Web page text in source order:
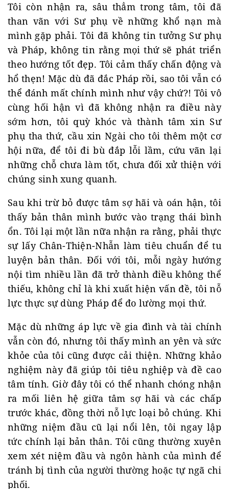
Tôi còn nhận ra, sâu thẳm trong tâm, tôi đã
than vãn với Sư phụ về những khổ nạn mà
mình gặp phải. Tôi đã không tin tưởng Sư phụ
và Pháp, không tin rằng mọi thứ sẽ phát triển
theo hướng tốt đẹp. Tôi cảm thấy chấn động và
hổ thẹn! Mặc dù đã đắc Pháp rồi, sao tôi vẫn có
thể đánh mất chính mình như vậy chứ?! Tôi vô
cùng hối hận vì đã không nhận ra điều này
sớm hơn, tôi quỳ khóc và thành tâm xin Sư
phụ tha thứ, cầu xin Ngài cho tôi thêm một cơ
hội nữa, để tôi đi bù đắp lỗi lầm, cứu vãn lại
những chỗ chưa làm tốt, chưa đối xử thiện với
chúng sinh xung quanh.
Sau khi trừ bỏ được tâm sợ hãi và oán hận, tôi
thấy bản thân mình bước vào trạng thái bình
ổn. Tôi lại một lần nữa nhận ra rằng, phải thực
sự lấy Chân-Thiện-Nhẫn làm tiêu chuẩn để tu
luyện bản thân. Đối với tôi, mỗi ngày hướng
nội tìm nhiều lần đã trở thành điều không thể
thiếu, không chỉ là khi xuất hiện vấn đề, tôi nỗ
lực thực sự dùng Pháp để đo lường mọi thứ.
Mặc dù những áp lực về gia đình và tài chính
vẫn còn đó, nhưng tôi thấy mình an yên và sức
khỏe của tôi cũng được cải thiện. Những khảo
nghiệm này đã giúp tôi tiêu nghiệp và đề cao
tâm tính. Giờ đây tôi có thể nhanh chóng nhận
ra mối liên hệ giữa tâm sợ hãi và các chấp
trước khác, đồng thời nỗ lực loại bỏ chúng. Khi
những niệm đầu cũ lại nổi lên, tôi ngay lập
tức chính lại bản thân. Tôi cũng thường xuyên
xem xét niệm đầu và ngôn hành của mình để
tránh bị tình của người thường hoặc tự ngã chi
phối.